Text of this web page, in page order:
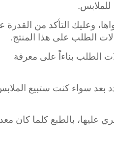
وعليك التأكد من القدرة
الطلب على هذا المنتج.
الطلب بناءاً على معرفة
بعد سواء كنت ستبيع
عليها، بالطبع كلما كان